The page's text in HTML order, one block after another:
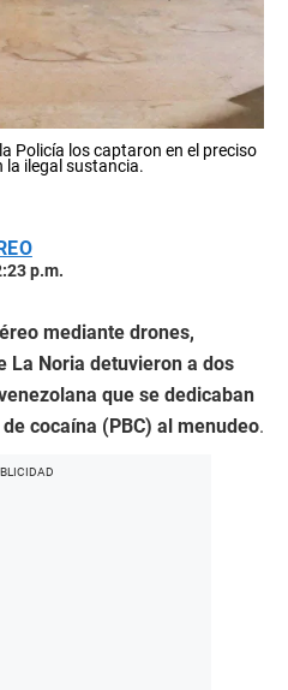
Policía los captaron en el preciso
la ilegal sustancia.
p.m.
mediante drones,
La Noria detuvieron a dos
que se dedicaban
cocaína (PBC) al menudeo.